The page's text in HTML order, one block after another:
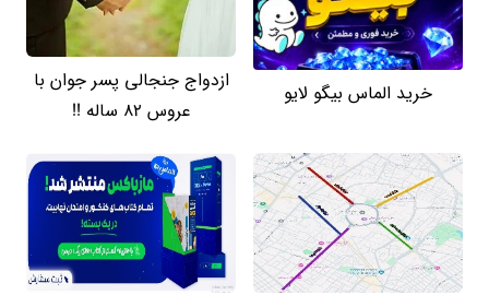
خرید الماس بیگو لایو
ازدواج جنجالی پسر جوان با
عروس 82 ساله !!